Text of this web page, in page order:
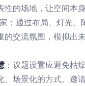
性的场地，让空间本
；通过布局、灯光、
的交流氛围，模拟出
：议题设置应避免枯
、场景化的方式。邀